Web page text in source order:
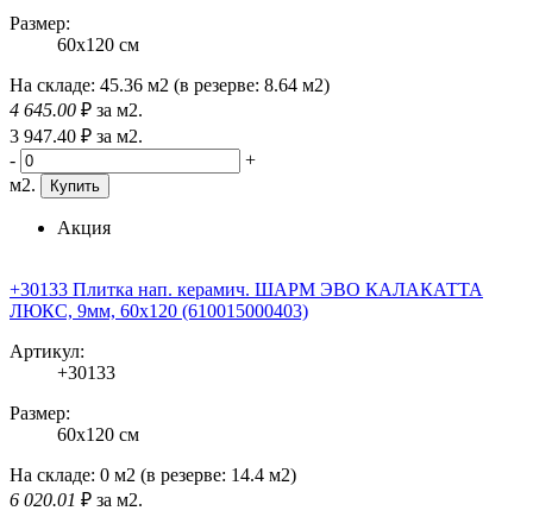
Размер:
60x120 см
На складе: 45.36 м2 (в резерве: 8.64 м2)
4 645.00 ₽ за м2.
3 947.40 ₽ за м2.
-
+
м2.
Купить
Акция
+30133 Плитка нап. керамич. ШАРМ ЭВО КАЛАКАТТА
ЛЮКС, 9мм, 60x120 (610015000403)
Артикул:
+30133
Размер:
60x120 см
На складе: 0 м2 (в резерве: 14.4 м2)
6 020.01 ₽ за м2.